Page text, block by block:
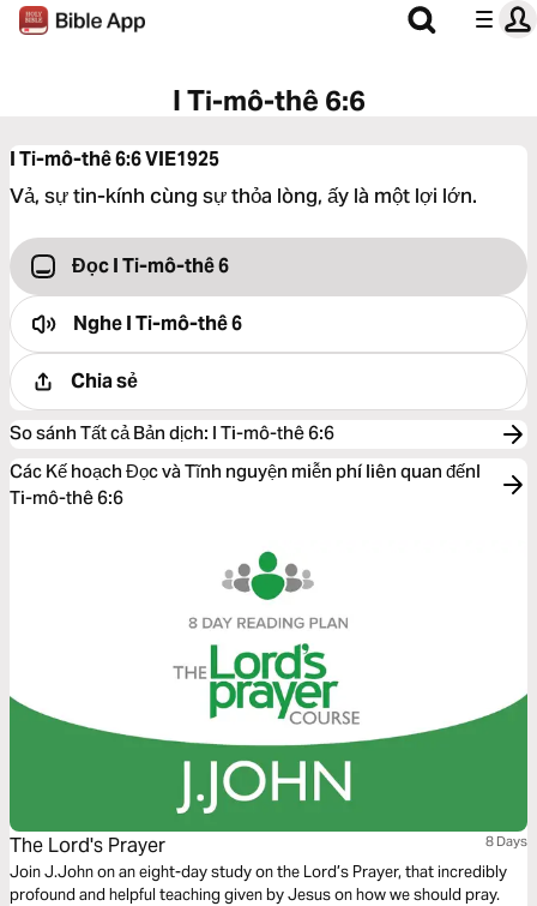
I Ti-mô-thê 6:6
I Ti-mô-thê 6:6VIE1925
Vả, sự tin-kính cùng sự thỏa lòng, ấy là một lợi lớn.
Đọc I Ti-mô-thê 6
NgheI Ti-mô-thê 6
Chia sẻ
So sánh Tất cả Bản dịch: I Ti-mô-thê 6:6
Các Kế hoạch Đọc và Tĩnh nguyện miễn phí liên quan đếnI
Ti-mô-thê 6:6
The Lord's Prayer 8 Days
Join J.John on an eight-day study on the Lord’s Prayer, that incredibly
profound and helpful teaching given by Jesus on how we should pray.